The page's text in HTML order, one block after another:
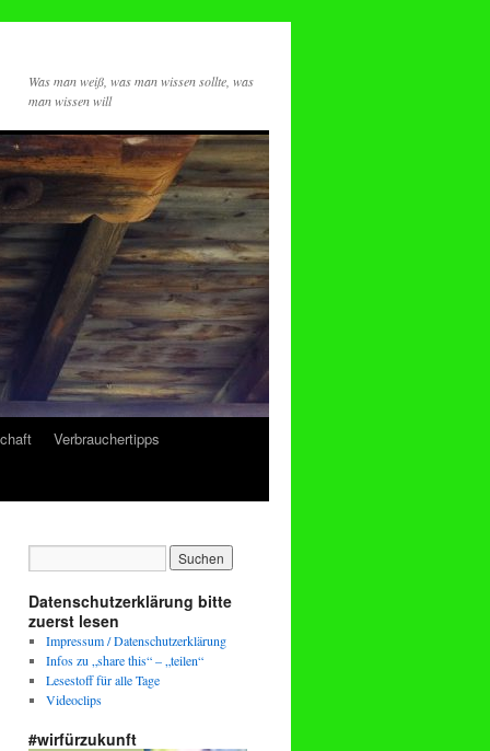
Was man weiß, was man wissen sollte, was
man wissen will
Verbrauchertipps
Datenschutzerklärung bitte
zuerst lesen
Impressum / Datenschutzerklärung
Infos zu „share this“ – „teilen“
Lesestoff für alle Tage
Videoclips
#wirfürzukunft